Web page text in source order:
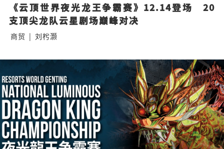
《云顶世界夜光龙王争霸赛》12.14登场　20
支顶尖龙队云星剧场巅峰对决
商贸 | 刘枍灏